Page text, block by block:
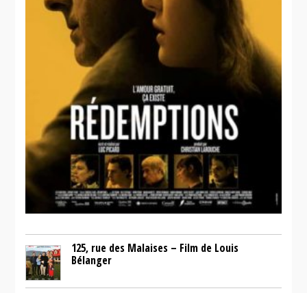
125, rue des Malaises – Film de Louis
Bélanger